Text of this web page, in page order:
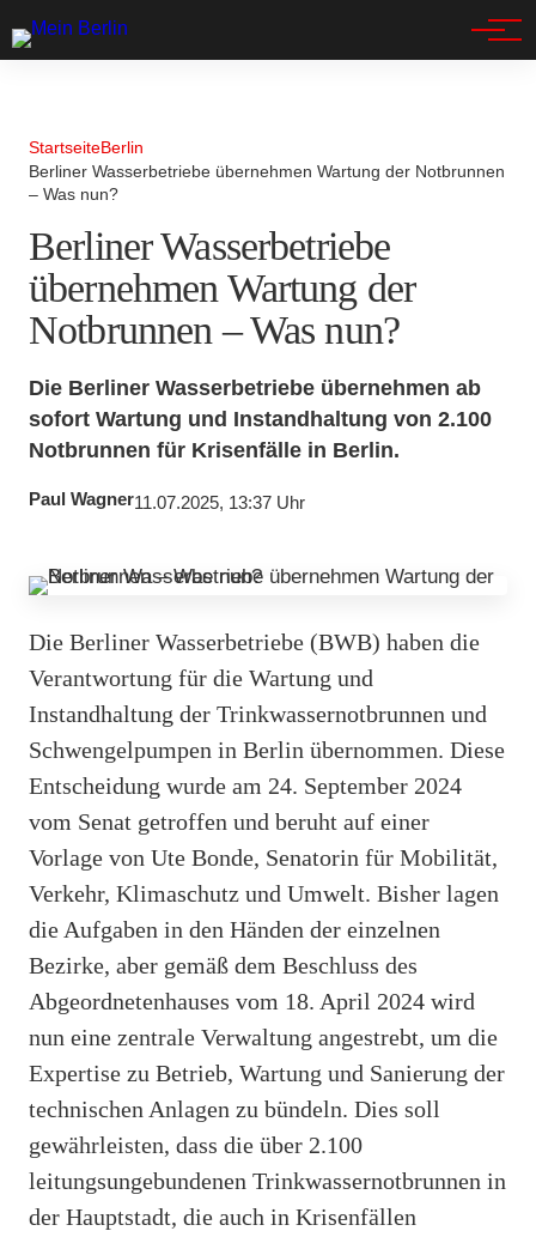
StartseiteBerlin
Berliner Wasserbetriebe übernehmen Wartung der Notbrunnen
– Was nun?
Berliner Wasserbetriebe
übernehmen Wartung der
Notbrunnen – Was nun?
Die Berliner Wasserbetriebe übernehmen ab
sofort Wartung und Instandhaltung von 2.100
Notbrunnen für Krisenfälle in Berlin.
Paul Wagner11.07.2025, 13:37 Uhr
Die Berliner Wasserbetriebe (BWB) haben die
Verantwortung für die Wartung und
Instandhaltung der Trinkwassernotbrunnen und
Schwengelpumpen in Berlin übernommen. Diese
Entscheidung wurde am 24. September 2024
vom Senat getroffen und beruht auf einer
Vorlage von Ute Bonde, Senatorin für Mobilität,
Verkehr, Klimaschutz und Umwelt. Bisher lagen
die Aufgaben in den Händen der einzelnen
Bezirke, aber gemäß dem Beschluss des
Abgeordnetenhauses vom 18. April 2024 wird
nun eine zentrale Verwaltung angestrebt, um die
Expertise zu Betrieb, Wartung und Sanierung der
technischen Anlagen zu bündeln. Dies soll
gewährleisten, dass die über 2.100
leitungsungebundenen Trinkwassernotbrunnen in
der Hauptstadt, die auch in Krisenfällen